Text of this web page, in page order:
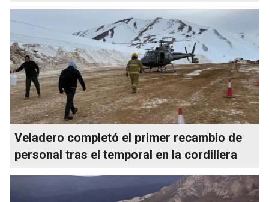
Veladero completó el primer recambio de
personal tras el temporal en la cordillera